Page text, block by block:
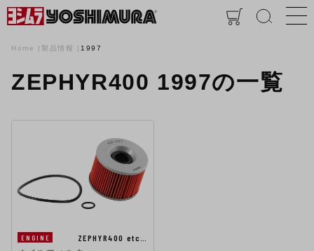
Home 製品情報 1997
ZEPHYR400 1997の一覧
ENGINE
ZEPHYR400 etc…